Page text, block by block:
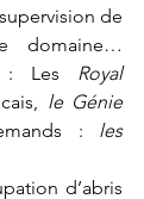
de
domaine…
: Les Royal
le Génie
: les
d’abris